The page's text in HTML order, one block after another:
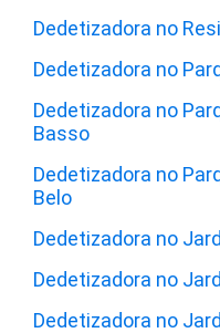
Dedetizadora no
Dedetizadora no
Dedetizadora no
Basso
Dedetizadora no
Belo
Dedetizadora no
Dedetizadora no
Dedetizadora no